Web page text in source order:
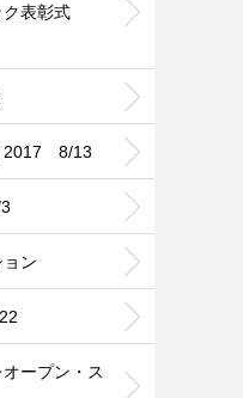
ク表彰式
2017 8/13
ン
ープン・ス